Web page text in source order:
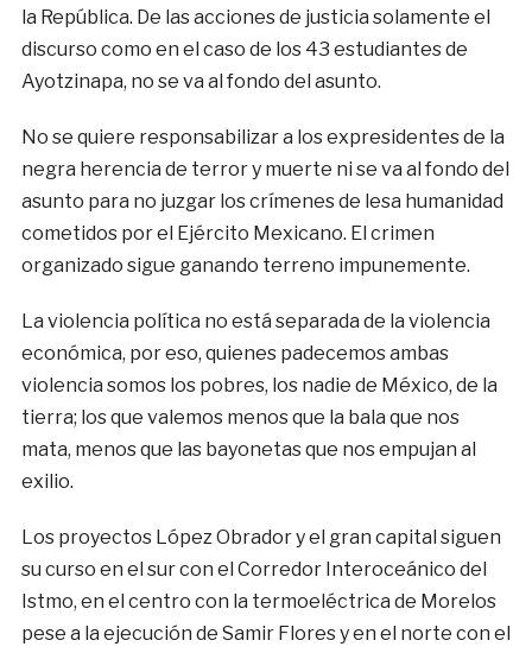
la República. De las acciones de justicia solamente el
discurso como en el caso de los 43 estudiantes de
Ayotzinapa, no se va al fondo del asunto.
No se quiere responsabilizar a los expresidentes de la
negra herencia de terror y muerte ni se va al fondo del
asunto para no juzgar los crímenes de lesa humanidad
cometidos por el Ejército Mexicano. El crimen
organizado sigue ganando terreno impunemente.
La violencia política no está separada de la violencia
económica, por eso, quienes padecemos ambas
violencia somos los pobres, los nadie de México, de la
tierra; los que valemos menos que la bala que nos
mata, menos que las bayonetas que nos empujan al
exilio.
Los proyectos López Obrador y el gran capital siguen
su curso en el sur con el Corredor Interoceánico del
Istmo, en el centro con la termoeléctrica de Morelos
pese a la ejecución de Samir Flores y en el norte con el